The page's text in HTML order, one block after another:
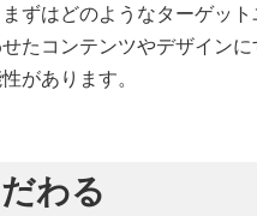
ずはどのようなターゲッ
たコンテンツやデザイン
があります。
わる